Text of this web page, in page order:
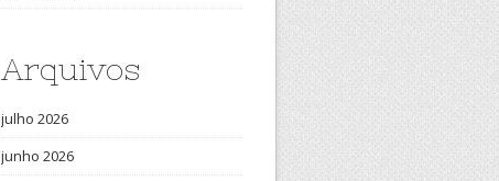
Arquivos
julho 2026
junho 2026